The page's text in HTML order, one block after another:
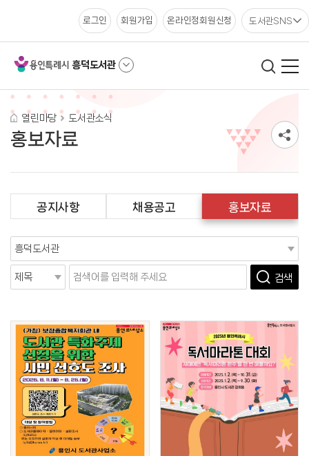
흥덕도서관
로그인 회원가입 온라인정회원신청 도서관SNS
열린마당 도서관소식
홍보자료
공지사항 채용공고 홍보자료
검색